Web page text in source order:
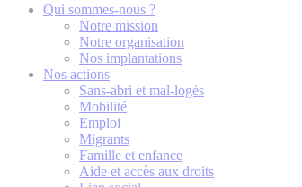
Qui sommes-nous ?
Notre mission
Notre organisation
Nos implantations
Nos actions
Sans-abri et mal-logés
Mobilité
Emploi
Migrants
Famille et enfance
Aide et accès aux droits